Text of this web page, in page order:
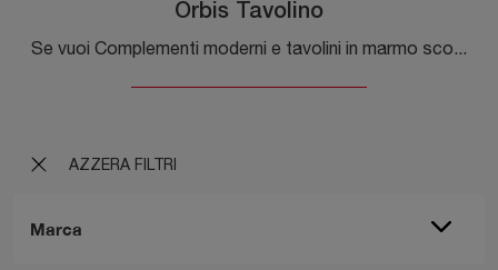
AZZERA FILTRI
Marca
Orbis Tavolino
Se vuoi Complementi moderni e tavolini in marmo scopri di più sul modello Orbis Tavolino dell'azienda Novamobili.